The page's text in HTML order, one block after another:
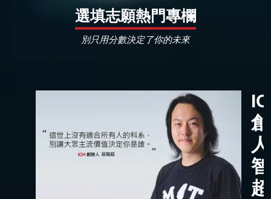
選填志願熱門專欄
別只用分數決定了你的未來
智